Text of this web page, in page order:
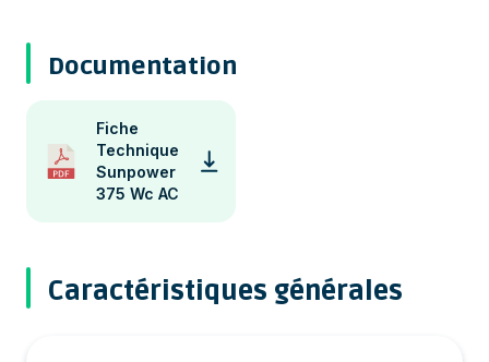
Documentation
Fiche
Technique
Sunpower
375 Wc AC
Caractéristiques générales